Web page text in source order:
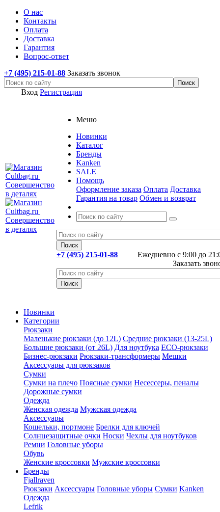
О нас
Контакты
Оплата
Доставка
Гарантия
Вопрос-ответ
+7 (495) 215-01-88 Заказать звонок
Вход Регистрация
Меню
Новинки
Каталог
Бренды
Kanken
SALE
Помощь
Оформление заказа Оплата Доставка
Гарантия на товар Обмен и возврат
Ежедневно с 9:00 до
+7 (495) 215-01-88
Заказать
Новинки
Категории
Рюкзаки
Маленькие рюкзаки (до 12L) Средние рюкзаки (13-25L)
Большие рюкзаки (от 26L) Для ноутбука ECO-рюкзаки
Бизнес-рюкзаки Рюкзаки-трансформеры Мешки
Аксессуары для рюкзаков
Сумки
Сумки на плечо Поясные сумки Несессеры, пеналы
Дорожные сумки
Одежда
Женская одежда Мужская одежда
Аксессуары
Кошельки, портмоне Брелки для ключей
Солнцезащитные очки Носки Чехлы для ноутбуков
Ремни Головные уборы
Обувь
Женские кроссовки Мужские кроссовки
Бренды
Fjallraven
Рюкзаки Аксессуары Головные уборы Сумки Kanken
Одежда
Lefrik